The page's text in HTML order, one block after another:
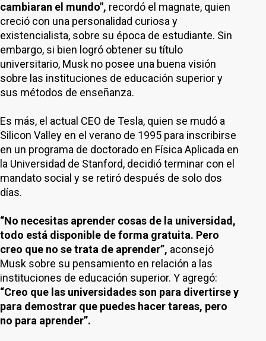
cambiaran el mundo", recordó el magnate, quien
creció con una personalidad curiosa y
existencialista, sobre su época de estudiante. Sin
embargo, si bien logró obtener su título
universitario, Musk no posee una buena visión
sobre las instituciones de educación superior y
sus métodos de enseñanza.
Es más, el actual CEO de Tesla, quien se mudó a
Silicon Valley en el verano de 1995 para inscribirse
en un programa de doctorado en Física Aplicada en
la Universidad de Stanford, decidió terminar con el
mandato social y se retiró después de solo dos
días.
“No necesitas aprender cosas de la universidad,
todo está disponible de forma gratuita. Pero
creo que no se trata de aprender”, aconsejó
Musk sobre su pensamiento en relación a las
instituciones de educación superior. Y agregó:
“Creo que las universidades son para divertirse y
para demostrar que puedes hacer tareas, pero
no para aprender”.